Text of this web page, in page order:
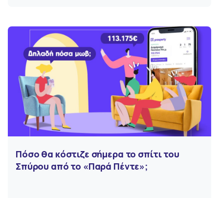
Πόσο θα κόστιζε σήμερα το σπίτι του
Σπύρου από το «Παρά Πέντε»;